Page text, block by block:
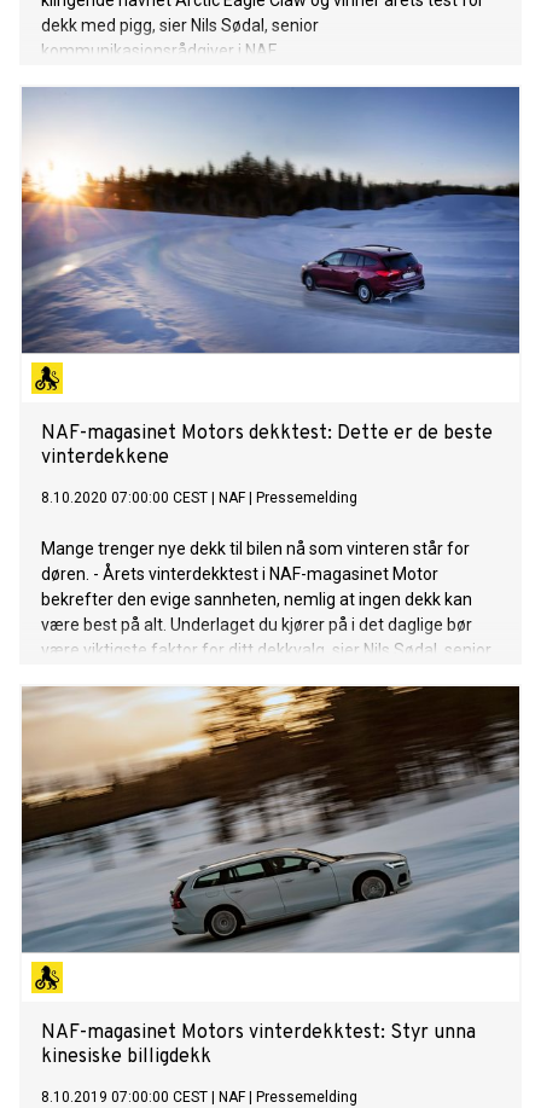
dekk med pigg, sier Nils Sødal, senior
kommunikasjonsrådgiver i NAF.
NAF-magasinet Motors dekktest: Dette er de beste
vinterdekkene
8.10.2020 07:00:00 CEST NAF| Pressemelding
Mange trenger nye dekk til bilen nå som vinteren står for
døren. - Årets vinterdekktest i NAF-magasinet Motor
bekrefter den evige sannheten, nemlig at ingen dekk kan
være best på alt. Underlaget du kjører på i det daglige bør
være viktigste faktor for ditt dekkvalg, sier Nils Sødal, senior
NAF-magasinet Motors vinterdekktest: Styr unna
kinesiske billigdekk
8.10.2019 07:00:00 CEST NAF| Pressemelding